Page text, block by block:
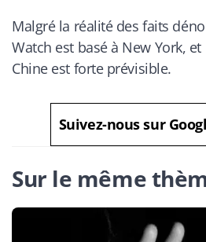
Malgré la réalité des faits
Watch est basé à New York,
Chine est forte prévisible.
Suivez-nous sur
Sur le même